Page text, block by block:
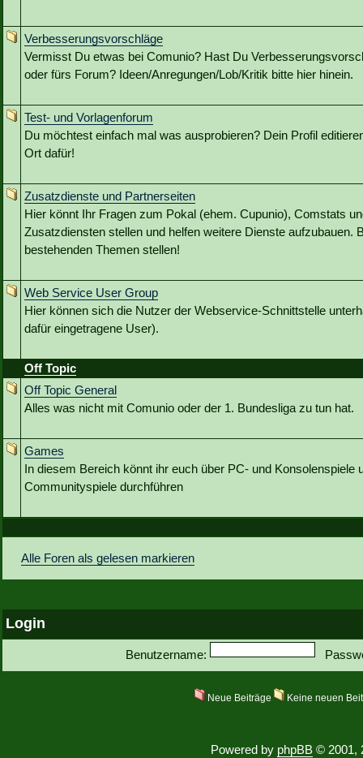
Verbesserungsvorschläge
Vermisst Du etwas bei Comunio? Hast Du
oder fürs Forum? Ideen/Anregungen/Lob/Kritik bitte hier hinein.
Test- und Vorlagenforum
Du möchtest einfach mal was ausprobieren? Dein Profil
Ort dafür!
Zusatzdienste und Partnerseiten
Hier könnt Ihr Fragen zum Pokal (ehem. Cupunio), Comstats
Zusatzdiensten stellen und helfen weitere Dienste aufzubauen.
bestehenden Themen stellen!
Web Service User Group
Hier können sich die Nutzer der Webservice-Schnittstelle
dafür eingetragene User).
Off Topic
Off Topic General
Alles was nicht mit Comunio oder der 1. Bundesliga zu tun hat.
Games
In diesem Bereich könnt ihr euch über PC- und Konsolenspiele
Communityspiele durchführen
Alle Foren als gelesen markieren
Login
Benutzername:
Neue Beiträge Keine neuen
Powered by phpBB © 2001,